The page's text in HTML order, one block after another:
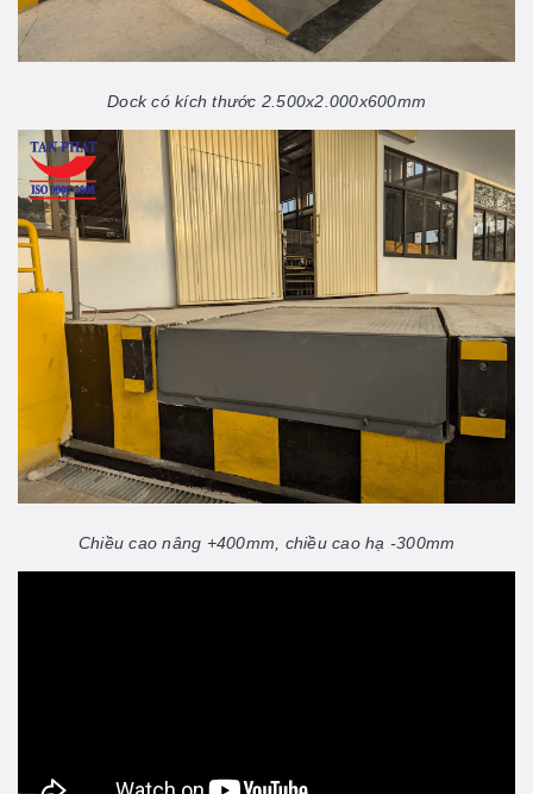
Dock có kích thước 2.500x2.000x600mm
Chiều cao nâng +400mm, chiều cao hạ -300mm